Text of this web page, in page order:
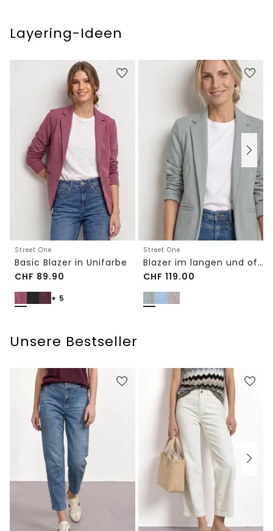
Layering-Ideen
Street One
Basic Blazer in Unifarbe
CHF 89.90
+ 5
Street One
Blazer im langen und offenen Schnitt
CHF 119.00
Unsere Bestseller